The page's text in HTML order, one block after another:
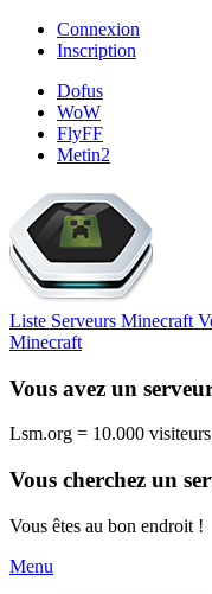
Connexion
Inscription
Dofus
WoW
FlyFF
Metin2
Liste Serveurs Minecraft
Minecraft
Vous avez un
Lsm.org = 10.000
Vous cherchez un
Vous êtes au bon endroit !
Menu